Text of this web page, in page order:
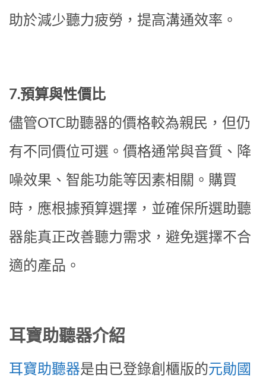
助於減少聽力疲勞，提高溝通效率。
7.預算與性價比
儘管OTC助聽器的價格較為親民，但仍
有不同價位可選。價格通常與音質、降
噪效果、智能功能等因素相關。購買
時，應根據預算選擇，並確保所選助聽
器能真正改善聽力需求，避免選擇不合
適的產品。
耳寶助聽器介紹
耳寶助聽器是由已登錄創櫃版的元勛國